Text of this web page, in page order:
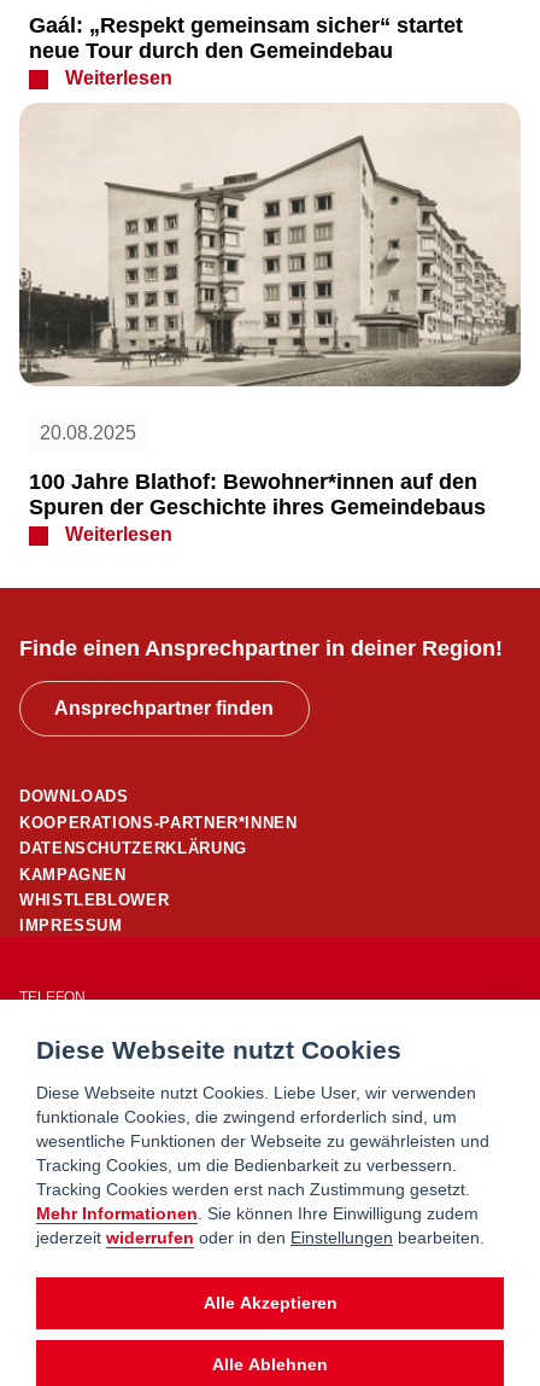
Gaál: „Respekt gemeinsam sicher“ startet
neue Tour durch den Gemeindebau
Weiterlesen
20.08.2025
100 Jahre Blathof: Bewohner*innen auf den
Spuren der Geschichte ihres Gemeindebaus
Weiterlesen
Finde einen Ansprechpartner in deiner Region!
Ansprechpartner finden
DOWNLOADS
KOOPERATIONS-PARTNER*INNEN
DATENSCHUTZERKLÄRUNG
KAMPAGNEN
WHISTLEBLOWER
IMPRESSUM
TELEFON
E-MAIL
WOHNSERVICE WIEN
WOHNBERATUNG WIEN
MIETERHILFE
wohnpartner ist ein Service von
Diese Webseite nutzt Cookies
Diese Webseite nutzt Cookies. Liebe User, wir verwenden
funktionale Cookies, die zwingend erforderlich sind, um
wesentliche Funktionen der Webseite zu gewährleisten und
Tracking Cookies, um die Bedienbarkeit zu verbessern.
Tracking Cookies werden erst nach Zustimmung gesetzt.
Mehr Informationen . Sie können Ihre Einwilligung zudem
jederzeit widerrufen oder in den Einstellungen bearbeiten.
Alle Akzeptieren
Alle Ablehnen